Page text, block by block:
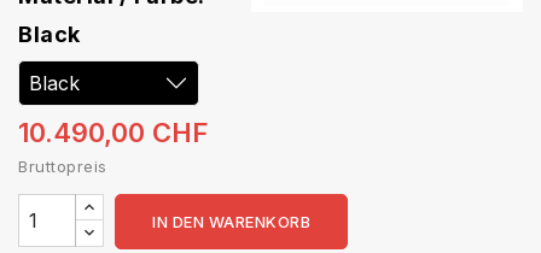
Black
10.490,00 CHF
Bruttopreis
IN DEN WARENKORB